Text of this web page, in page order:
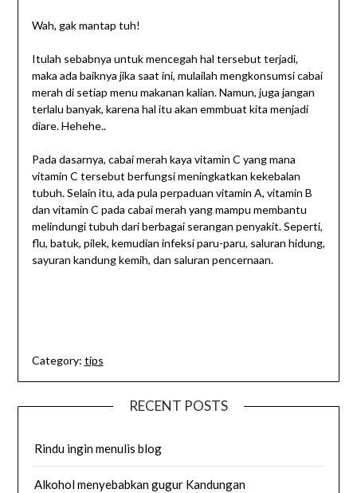
Wah, gak mantap tuh!
Itulah sebabnya untuk mencegah hal tersebut terjadi,
maka ada baiknya jika saat ini, mulailah mengkonsumsi cabai
merah di setiap menu makanan kalian. Namun, juga jangan
terlalu banyak, karena hal itu akan emmbuat kita menjadi
diare. Hehehe..
Pada dasarnya, cabai merah kaya vitamin C yang mana
vitamin C tersebut berfungsi meningkatkan kekebalan
tubuh. Selain itu, ada pula perpaduan vitamin A, vitamin B
dan vitamin C pada cabai merah yang mampu membantu
melindungi tubuh dari berbagai serangan penyakit. Seperti,
flu, batuk, pilek, kemudian infeksi paru-paru, saluran hidung,
sayuran kandung kemih, dan saluran pencernaan.
Category: tips
RECENT POSTS
Rindu ingin menulis blog
Alkohol menyebabkan gugur Kandungan